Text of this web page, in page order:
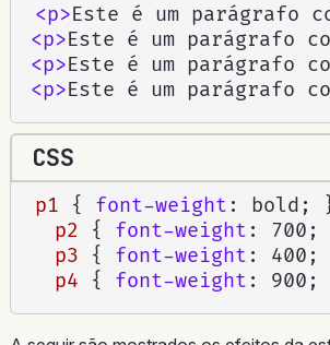
<p>Este é um parágrafo
<p>Este é um parágrafo
<p>Este é um parágrafo
<p>Este é um parágrafo
CSS
p1 { font-weight : bold ;
p2
{ font-weight : 700 ;
p3
{ font-weight : 400 ;
p4
{ font-weight : 900 ;